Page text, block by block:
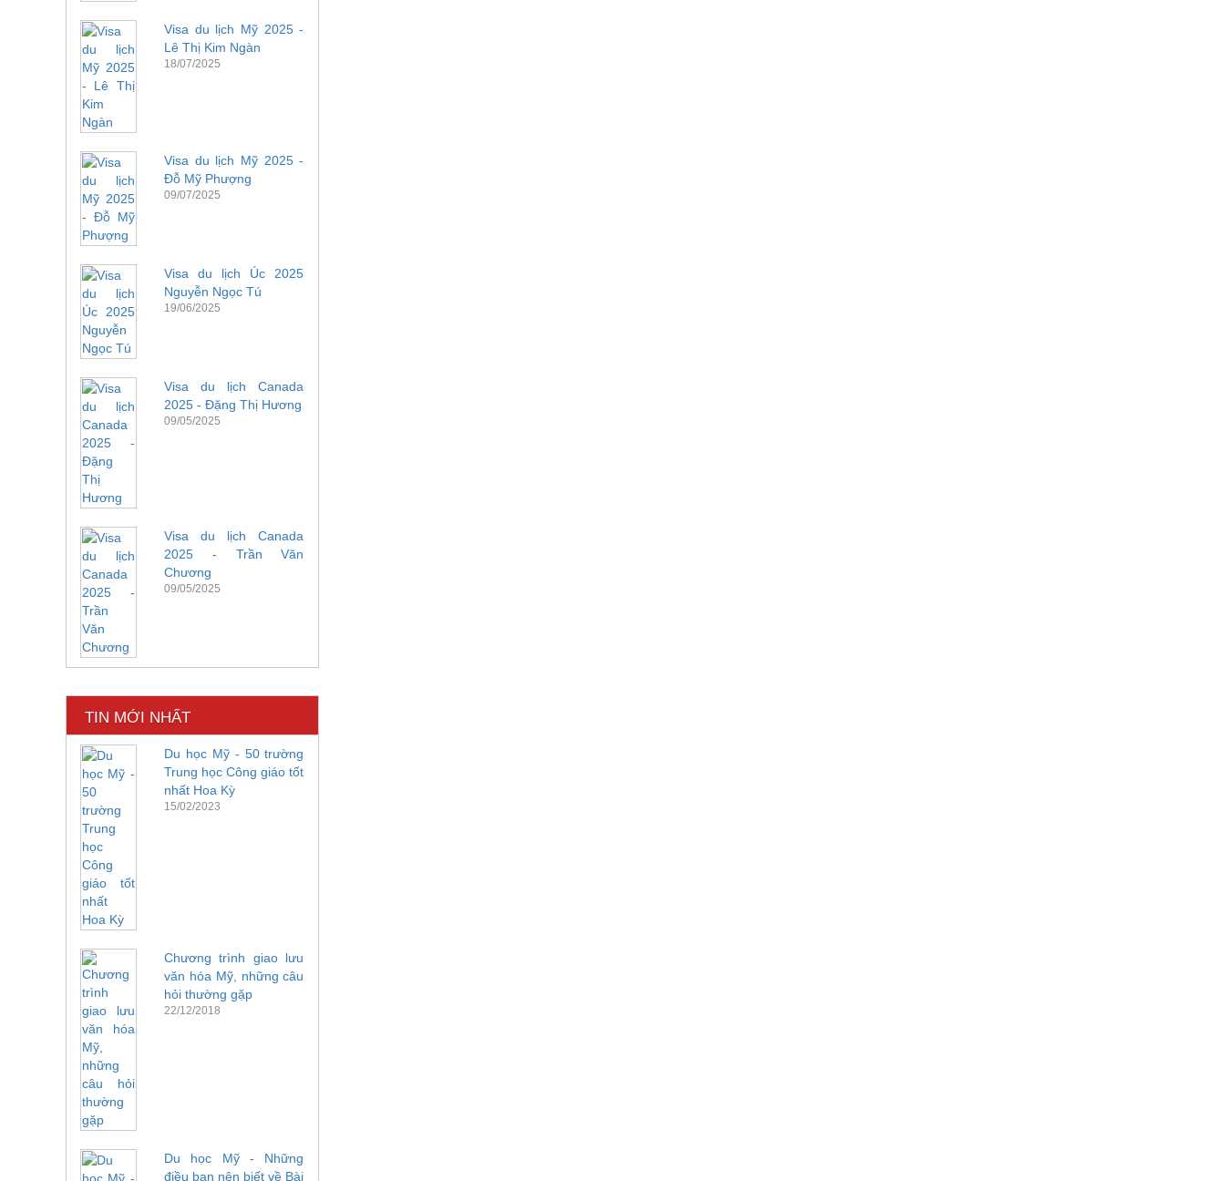
Visa du lịch Mỹ 2025 -
Lê Thị Kim Ngàn
18/07/2025
Visa du lịch Mỹ 2025 -
Đỗ Mỹ Phượng
09/07/2025
Visa du lịch Úc 2025
Nguyễn Ngọc Tú
19/06/2025
Visa du lịch Canada
2025 - Đặng Thị Hương
09/05/2025
Visa du lịch Canada
2025 - Trần Văn
Chương
09/05/2025
TIN MỚI NHẤT
Du học Mỹ - 50 trường
Trung học Công giáo tốt
nhất Hoa Kỳ
15/02/2023
Chương trình giao lưu
văn hóa Mỹ, những câu
hỏi thường gặp
22/12/2018
Du học Mỹ - Những
điều bạn nên biết về Bài